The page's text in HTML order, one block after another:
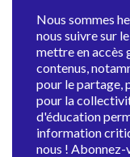
Nous sommes
nous suivre sur
mettre en accès
contenus,
pour le partage,
pour la
d'éducation
information
nous ! Abonnez-